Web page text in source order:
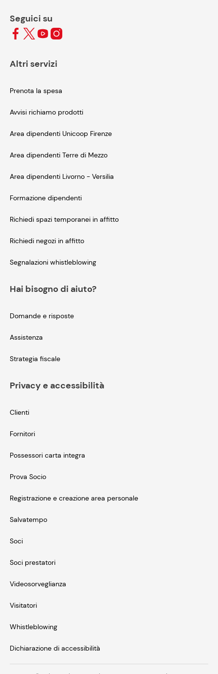
Seguici su
Altri servizi
Prenota la spesa
Avvisi richiamo prodotti
Area dipendenti Unicoop Firenze
Area dipendenti Terre di Mezzo
Area dipendenti Livorno - Versilia
Formazione dipendenti
Richiedi spazi temporanei in affitto
Richiedi negozi in affitto
Segnalazioni whistleblowing
Hai bisogno di aiuto?
Domande e risposte
Assistenza
Strategia fiscale
Privacy e accessibilità
Clienti
Fornitori
Possessori carta integra
Prova Socio
Registrazione e creazione area personale
Salvatempo
Soci
Soci prestatori
Videosorveglianza
Visitatori
Whistleblowing
Dichiarazione di accessibilità